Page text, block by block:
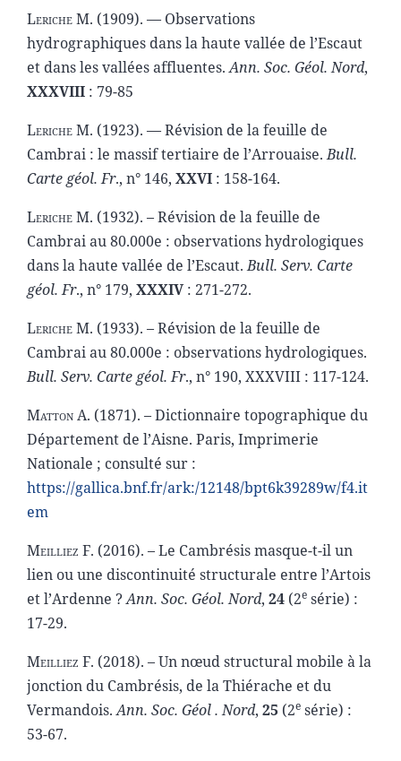
Leriche M. (1909). — Observations
hydrographiques dans la haute vallée de l’Escaut
et dans les vallées affluentes.Ann. Soc. Géol. Nord,
XXXVIII : 79-85
Leriche M. (1923). —Révision de la feuille de
Cambrai : le massif tertiaire de l’Arrouaise.Bull.
Carte géol. Fr., n° 146, XXVI : 158-164.
Leriche M. (1932). –Révision de la feuille de
Cambrai au 80.000e : observations hydrologiques
dans la haute vallée de l’Escaut.Bull. Serv. Carte
géol. Fr., n° 179, XXXIV: 271-272.
Leriche M. (1933). –Révision de la feuille de
Cambrai au 80.000e : observations hydrologiques.
Bull. Serv. Carte géol. Fr., n° 190, XXXVIII : 117-124.
Matton A. (1871). – Dictionnaire topographique du
Département de l’Aisne. Paris, Imprimerie
Nationale ; consulté sur :
https://gallica.bnf.fr/ark:/12148/bpt6k39289w/f4.it
em
Meilliez F. (2016). – Le Cambrésis masque-t-il un
lien ou une discontinuité structurale entre l’Artois
et l’Ardenne ?Ann. Soc. Géol. Nord, 24 (2e série) :
17-29.
Meilliez F. (2018). – Un nœud structural mobile à la
jonction du Cambrésis, de la Thiérache et du
Vermandois.Ann. Soc. Géol . Nord, 25 (2e série) :
53-67.